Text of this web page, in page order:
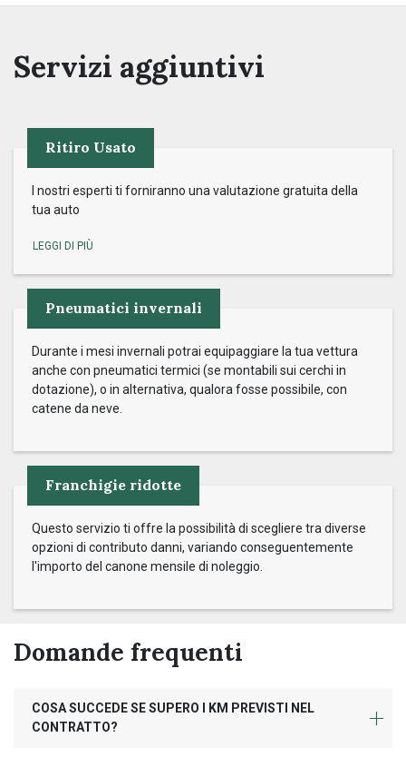
Servizi aggiuntivi
Ritiro Usato
I nostri esperti ti forniranno una valutazione gratuita della
tua auto
Pneumatici invernali
Durante i mesi invernali potrai equipaggiare la tua vettura
anche con pneumatici termici (se montabili sui cerchi in
dotazione), o in alternativa, qualora fosse possibile, con
catene da neve.
Franchigie ridotte
Questo servizio ti offre la possibilità di scegliere tra diverse
opzioni di contributo danni, variando conseguentemente
l'importo del canone mensile di noleggio.
Domande frequenti
COSA SUCCEDE SE SUPERO I KM PREVISTI NEL
CONTRATTO?